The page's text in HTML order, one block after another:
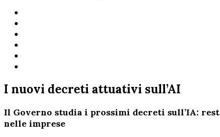
I nuovi decreti attuativi sull’AI
Il Governo studia i prossimi decreti sull’IA:
nelle imprese